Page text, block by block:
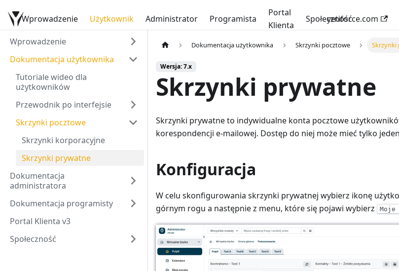
Dokumentacja YetiForce
Wprowadzenie Użytkownik Administrator Programista
Portal
Klienta
Społeczność
yetiforce.com
Wprowadzenie
Dokumentacja użytkownika
Tutoriale wideo dla
użytkowników
Przewodnik po interfejsie
Skrzynki pocztowe
Skrzynki korporacyjne
Skrzynki prywatne
Dokumentacja
administratora
Dokumentacja programisty
Portal Klienta v3
Społeczność
Dokumentacja użytkownika Skrzynki pocztowe
Wersja: 7.x
Skrzynki prywatne
Skrzynki prywatne to indywidualne konta pocztowe
korespondencji e-mailowej. Dostęp do niej może mieć tylko
Konfiguracja
W celu skonfigurowania skrzynki prywatnej wybierz ikonę
górnym rogu a następnie z menu, które się pojawi wybierz
Moje